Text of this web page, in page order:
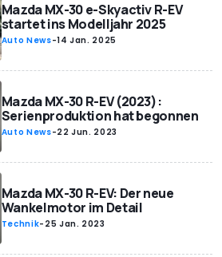
Mazda MX-30 e-Skyactiv R-EV
startet ins Modelljahr 2025
Auto News-14 Jan. 2025
Mazda MX-30 R-EV (2023):
Serienproduktion hat begonnen
Auto News-22 Jun. 2023
Mazda MX-30 R-EV: Der neue
Wankelmotor im Detail
Technik- 25 Jan. 2023